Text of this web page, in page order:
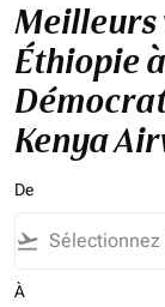
Meilleurs
Éthiopie
Kenya
De
flight_takeoff
À